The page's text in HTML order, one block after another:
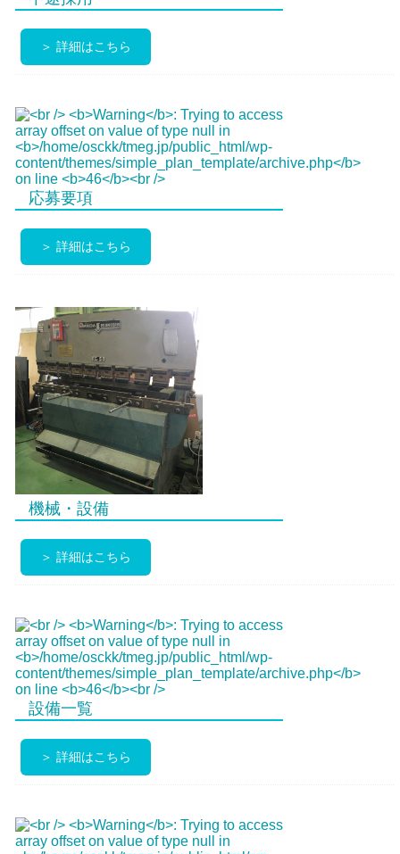
＞ 詳細はこちら
応募要項
＞ 詳細はこちら
機械・設備
＞ 詳細はこちら
設備一覧
＞ 詳細はこちら